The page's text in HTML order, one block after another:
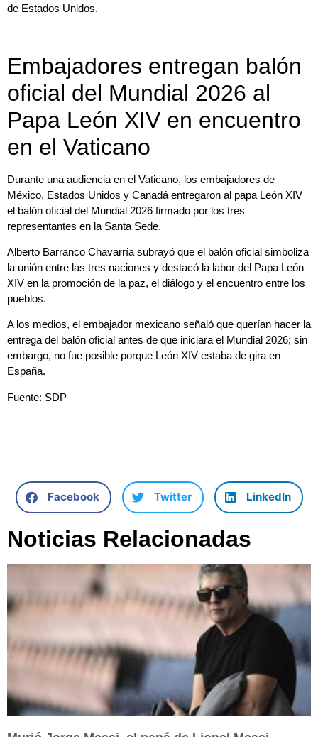
de Estados Unidos.
Embajadores entregan balón
oficial del Mundial 2026 al
Papa León XIV en encuentro
en el Vaticano
Durante una audiencia en el Vaticano, los embajadores de
México, Estados Unidos y Canadá entregaron al papa León XIV
el balón oficial del Mundial 2026 firmado por los tres
representantes en la Santa Sede.
Alberto Barranco Chavarría subrayó que el balón oficial simboliza
la unión entre las tres naciones y destacó la labor del Papa León
XIV en la promoción de la paz, el diálogo y el encuentro entre los
pueblos.
A los medios, el embajador mexicano señaló que querían hacer la
entrega del balón oficial antes de que iniciara el Mundial 2026; sin
embargo, no fue posible porque León XIV estaba de gira en
España.
Fuente: SDP
Facebook Twitter LinkedIn
Noticias Relacionadas